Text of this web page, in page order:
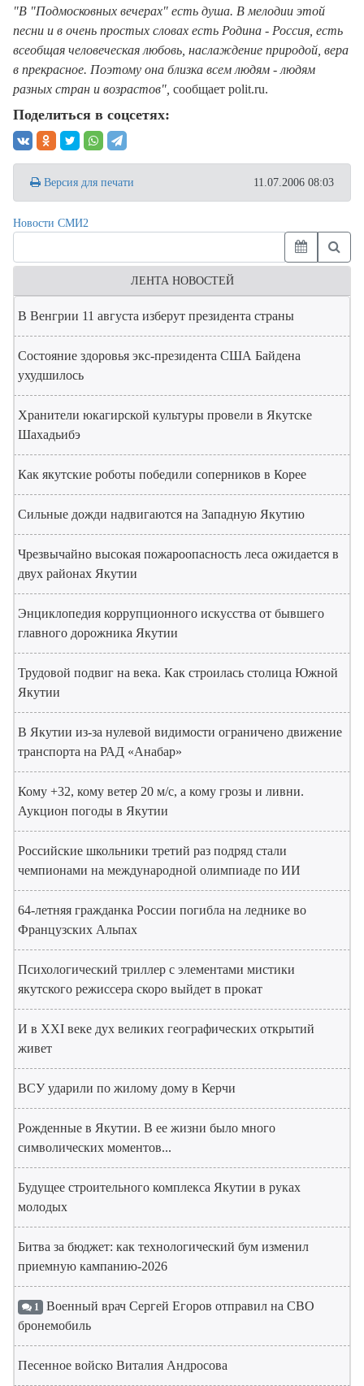
"В "Подмосковных вечерах" есть душа. В мелодии этой
песни и в очень простых словах есть Родина - Россия, есть
всеобщая человеческая любовь, наслаждение природой, вера
в прекрасное. Поэтому она близка всем людям - людям
разных стран и возрастов", сообщает polit.ru.
Поделиться в соцсетях:
Версия для печати 11.07.2006 08:03
Новости СМИ2
ЛЕНТА НОВОСТЕЙ
В Венгрии 11 августа изберут президента страны
Состояние здоровья экс-президента США Байдена
ухудшилось
Хранители юкагирской культуры провели в Якутске
Шахадьибэ
Как якутские роботы победили соперников в Корее
Сильные дожди надвигаются на Западную Якутию
Чрезвычайно высокая пожароопасность леса ожидается в
двух районах Якутии
Энциклопедия коррупционного искусства от бывшего
главного дорожника Якутии
Трудовой подвиг на века. Как строилась столица Южной
Якутии
В Якутии из-за нулевой видимости ограничено движение
транспорта на РАД «Анабар»
Кому +32, кому ветер 20 м/с, а кому грозы и ливни.
Аукцион погоды в Якутии
Российские школьники третий раз подряд стали
чемпионами на международной олимпиаде по ИИ
64-летняя гражданка России погибла на леднике во
Французских Альпах
Психологический триллер с элементами мистики
якутского режиссера скоро выйдет в прокат
И в XXI веке дух великих географических открытий
живет
ВСУ ударили по жилому дому в Керчи
Рожденные в Якутии. В ее жизни было много
символических моментов...
Будущее строительного комплекса Якутии в руках
молодых
Битва за бюджет: как технологический бум изменил
приемную кампанию-2026
1 Военный врач Сергей Егоров отправил на СВО
бронемобиль
Песенное войско Виталия Андросова